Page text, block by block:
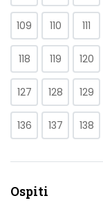
109 110 111
118 119 120
127 128 129
136 137 138
Ospiti